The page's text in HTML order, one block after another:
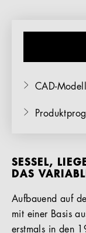
CAD-
SESSEL,
DAS
Aufbauend auf
mit einer Basis
erstmals in den